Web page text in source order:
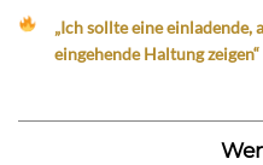
„Ich sollte eine
eingehende Haltung zeigen“